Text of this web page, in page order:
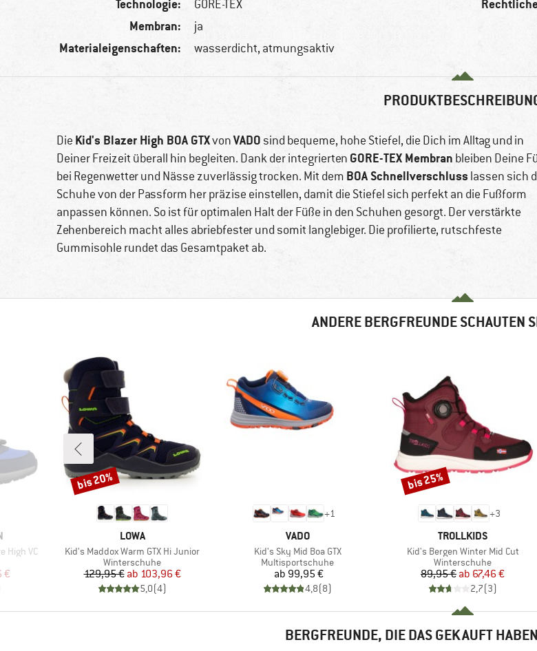
Technologie: GORE-TEX
Membran: ja
Materialeigenschaften: wasserdicht, atmungsaktiv
Die Kid's Blazer High BOA GTXvonVADO sind bequeme, hohe Stiefel, die Dich im Alltag und in
Deiner Freizeit überall hin begleiten. Dank der integrierten GORE-TEX Membran bleiben Deine
bei Regenwetter und Nässe zuverlässig trocken. Mit dem BOA Schnellverschluss lassen sich
Schuhe von der Passform her präzise einstellen, damit die Stiefel sich perfekt an die Fußform
anpassen können. So ist für optimalen Halt der Füße in den Schuhen gesorgt. Der verstärkte
Zehenbereich macht alles abriebfester und somit langlebiger. Die profilierte, rutschfeste
Gummisohle rundet das Gesamtpaket ab.
ANDERE BERGFREUNDE SCHAUTEN
High VC
Preis
€
MARKE
LOWA
Artikel
Kid's Maddox Warm GTX Hi Junior
Produktgruppe
Winterschuhe
Preis
129,95 € reduzierter Preis
ab 103,96 €
5,0(4)
Rabatt
bis 20%
+1
MARKE
VADO
Artikel
Kid's Sky Mid Boa GTX
Produktgruppe
Multisportschuhe
Preis
ab 99,95 €
4,8(8)
+3
MARKE
TROLLKIDS
Artikel
Kid's Bergen Winter Mid Cut
Produktgruppe
Winterschuhe
Preis
89,95 € reduzierter Preis
ab 67,46 €
2,7(3)
Rabatt
bis 25%
BERGFREUNDE, DIE DAS GEKAUFT